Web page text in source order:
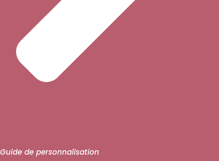
Guide de personnalisation